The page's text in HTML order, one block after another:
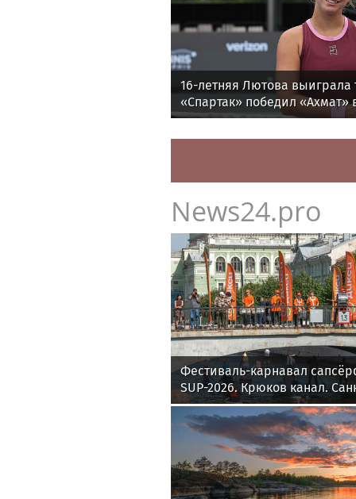
16-летняя Лютова выиграла
«Спартак» победил «Ахмат»
утру
News24.pro
Фестиваль-карнавал
SUP-2026. Крюков канал.